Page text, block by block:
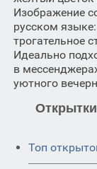
Изображение
русском
трогательное
Идеально
в
уютного
Топ